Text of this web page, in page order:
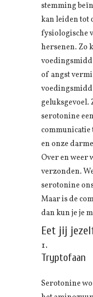
stemming
kan leiden tot
fysiologische
hersenen. Zo
of angst
geluksgevoel.
serotonine
communicatie
en onze
Over en weer
verzonden.
serotonine
Maar is de
dan kun je je
Eet jij
Tryptofaan
Serotonine